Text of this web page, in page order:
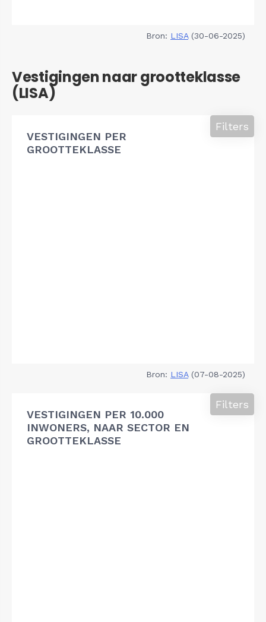
Bron: LISA(30-06-2025)
Vestigingen naar grootteklasse
(LISA)
VESTIGINGEN PER
GROOTTEKLASSE
Filters
Bron: LISA(07-08-2025)
VESTIGINGEN PER 10.000
INWONERS, NAAR SECTOR EN
GROOTTEKLASSE
Filters